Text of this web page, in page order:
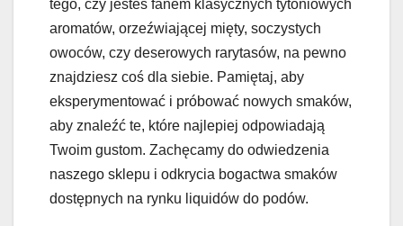
tego, czy jesteś fanem klasycznych tytoniowych
aromatów, orzeźwiającej mięty, soczystych
owoców, czy deserowych rarytasów, na pewno
znajdziesz coś dla siebie. Pamiętaj, aby
eksperymentować i próbować nowych smaków,
aby znaleźć te, które najlepiej odpowiadają
Twoim gustom. Zachęcamy do odwiedzenia
naszego sklepu i odkrycia bogactwa smaków
dostępnych na rynku liquidów do podów.